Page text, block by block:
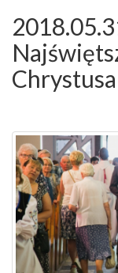
Chrystusa